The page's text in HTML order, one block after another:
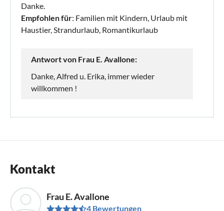
Danke.
Empfohlen für: Familien mit Kindern, Urlaub mit
Haustier, Strandurlaub, Romantikurlaub
Antwort von Frau E. Avallone:
Danke, Alfred u. Erika, immer wieder
willkommen !
Kontakt
Frau E. Avallone
4 Bewertungen